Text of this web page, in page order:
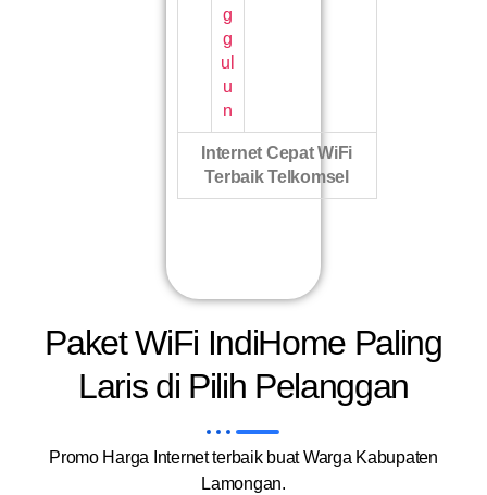
g
g
ul
u
n
Internet Cepat WiFi
Terbaik Telkomsel
Paket WiFi IndiHome Paling
Laris di Pilih Pelanggan
Promo Harga Internet terbaik buat Warga Kabupaten
Lamongan.